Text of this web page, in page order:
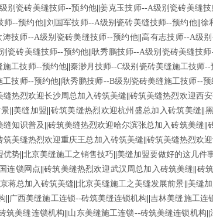
别瓷砖美缝技师--预约他|| 姜克玉技师--A级别瓷砖美缝
师--预约他|| 刘国军技师--A级别瓷砖美缝技师--预约他|| 徐
涛技师--A级别瓷砖美缝技师--预约他|| 高有志技师--A级
瓷砖美缝技师--预约他 ||耿秀鹏技师--A级别瓷砖美缝技
施工技师--预约他|| 秦渺月技师--C级别瓷砖美缝施工技师--
工技师--预约他 ||耿秀鹏技师--B级别瓷砖美缝施工技师--预
缝热烈欢迎长沙周总加入砖筑美缝 ||砖筑美缝热烈欢迎西
美缝加盟 砖筑美缝热烈欢迎杭州盛总加入砖筑美缝
缝知识普及 ||砖筑美缝热烈欢迎哈尔滨张总加入砖筑美缝
筑美缝热烈欢迎重庆王总加入砖筑美缝 砖筑美缝热烈欢
优势|| 北京美缝施工之销售技巧 美缝加盟要做好的这几件
连锁网点 ||砖筑美缝热烈欢迎武汉周总加入砖筑美缝 砖
蒋总加入砖筑美缝 ||北京美缝施工之美缝发展前景 美缝
广西美缝施工连锁--砖筑美缝连锁机构 ||吉林美缝施工连
筑美缝连锁机构 山东美缝施工连锁--砖筑美缝连锁机构